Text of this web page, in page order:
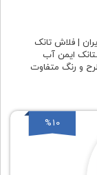
| فلاش تانک
ایمن آب
و رنگ متفاوت
%10